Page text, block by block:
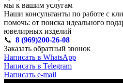
мы к вашим услугам
Наши консультанты по работе с
помочь: от поиска идеального
ювелирных изделий
📞 8 (969)200-26-08
Заказать обратный звонок
Написать в WhatsApp
Написать в Telegram
Написать e-mail